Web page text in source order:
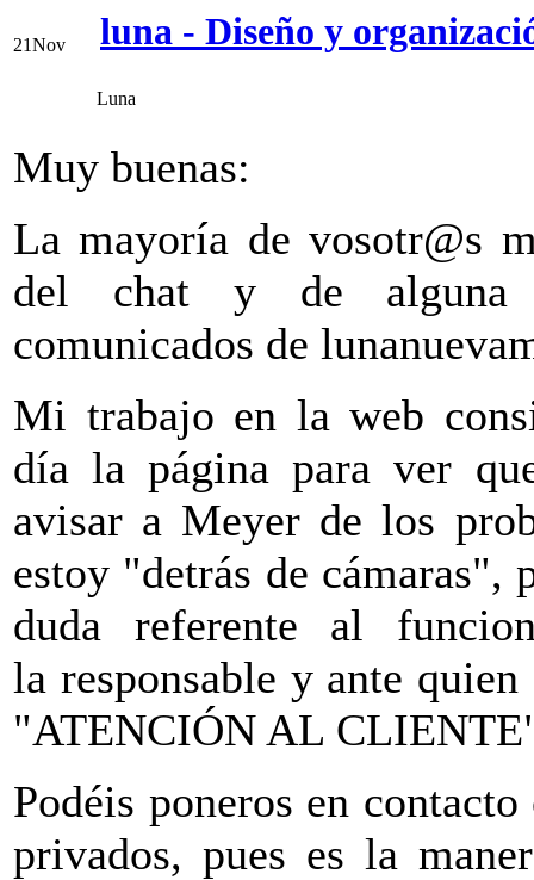
21Nov luna - Diseño y
Luna
Muy buenas:
La mayoría de vosotr@s
del chat y de alguna
comunicados de
Mi trabajo en la web
día la página para ver
avisar a Meyer de los
estoy "detrás de cámaras",
duda referente al
la responsable y ante
"ATENCIÓN AL
Podéis poneros en
privados, pues es la